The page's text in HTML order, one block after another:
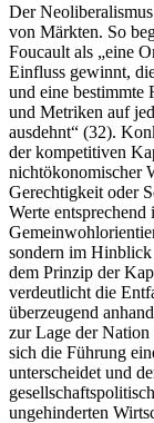
Der
von Märkten. So
Foucault als „eine
Einfluss gewinnt,
und eine bestimmte
und Metriken auf
ausdehnt“ (32).
der kompetitiven
nichtökonomischer
Gerechtigkeit oder
Werte
sondern im
dem Prinzip der
verdeutlicht die
überzeugend
zur Lage der Nation
sich die Führung
unterscheidet und
ungehinderten